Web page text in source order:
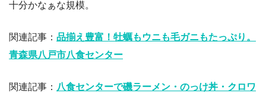
十分かなぁな規模。
関連記事： 品揃え豊富！牡蠣もウニも毛ガニもたっぷり。
青森県八戸市八食センター
関連記事： 八食センターで磯ラーメン・のっけ丼・クロワ